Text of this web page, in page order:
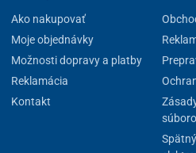
Ako nakupovať
Moje objednávky
Možnosti dopravy a platby
Reklamácia
Kontakt